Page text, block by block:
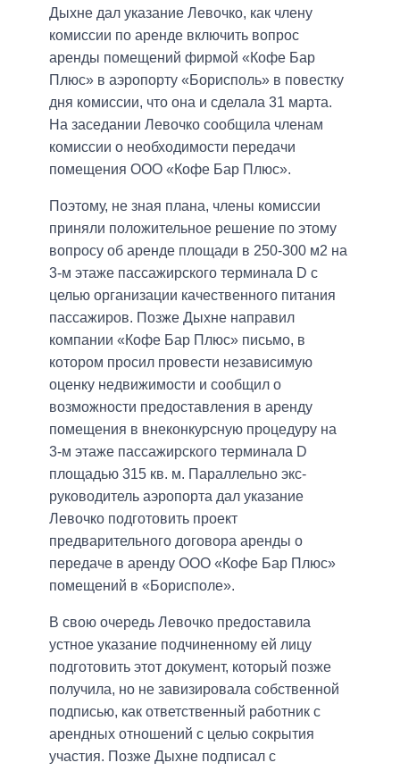
Дыхне дал указание Левочко, как члену
комиссии по аренде включить вопрос
аренды помещений фирмой «Кофе Бар
Плюс» в аэропорту «Борисполь» в повестку
дня комиссии, что она и сделала 31 марта.
На заседании Левочко сообщила членам
комиссии о необходимости передачи
помещения ООО «Кофе Бар Плюс».
Поэтому, не зная плана, члены комиссии
приняли положительное решение по этому
вопросу об аренде площади в 250-300 м2 на
3-м этаже пассажирского терминала D с
целью организации качественного питания
пассажиров. Позже Дыхне направил
компании «Кофе Бар Плюс» письмо, в
котором просил провести независимую
оценку недвижимости и сообщил о
возможности предоставления в аренду
помещения в внеконкурсную процедуру на
3-м этаже пассажирского терминала D
площадью 315 кв. м. Параллельно экс-
руководитель аэропорта дал указание
Левочко подготовить проект
предварительного договора аренды о
передаче в аренду ООО «Кофе Бар Плюс»
помещений в «Борисполе».
В свою очередь Левочко предоставила
устное указание подчиненному ей лицу
подготовить этот документ, который позже
получила, но не завизировала собственной
подписью, как ответственный работник с
арендных отношений с целью сокрытия
участия. Позже Дыхне подписал с